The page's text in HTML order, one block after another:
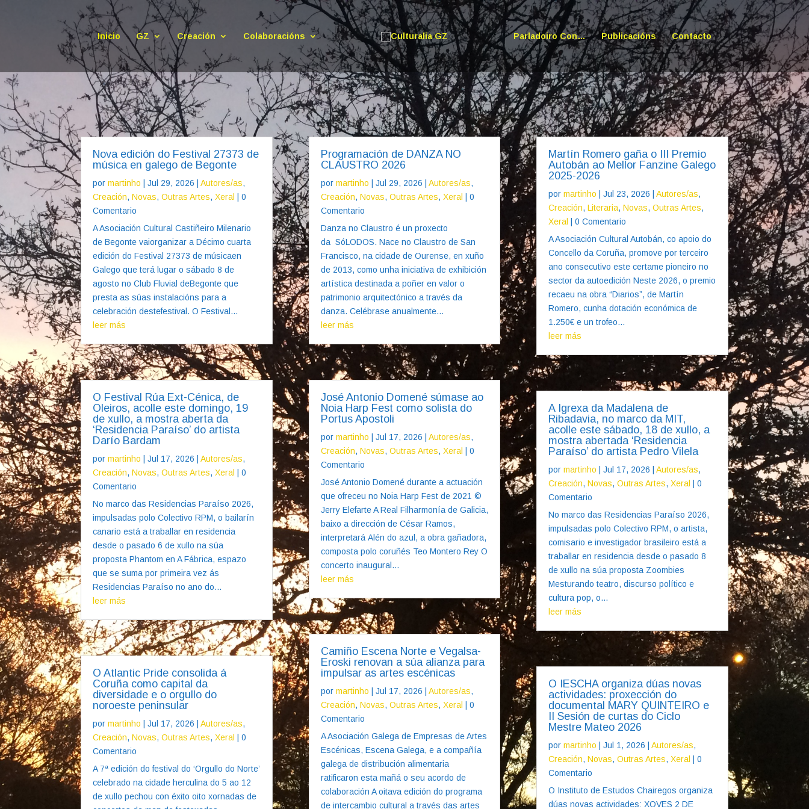
Inicio GZ Creación Colaboracións Parladoiro Con… Publicacións Contacto
Nova edición do Festival 27373 de
música en galego de Begonte
pormartinho |Jul 29, 2026 |Autores/as,
Creación,Novas,Outras Artes,Xeral
| 0
Comentario
A Asociación Cultural Castiñeiro Milenario
de Begonte vaiorganizar a Décimo cuarta
edición do Festival 27373 de músicaen
Galego que terá lugar o sábado 8 de
agosto no Club Fluvial deBegonte que
presta as súas instalacións para a
celebración destefestival. O Festival...
leer más
O Festival Rúa Ext-Cénica, de
Oleiros, acolle este domingo, 19
de xullo, a mostra aberta da
‘Residencia Paraíso’ do artista
Darío Bardam
pormartinho |Jul 17, 2026 |Autores/as,
Creación,Novas,Outras Artes,Xeral
| 0
Comentario
No marco das Residencias Paraíso 2026,
impulsadas polo Colectivo RPM, o bailarín
canario está a traballar en residencia
desde o pasado 6 de xullo na súa
proposta Phantom en A Fábrica, espazo
que se suma por primeira vez ás
Residencias Paraíso no ano do...
leer más
O Atlantic Pride consolida á
Coruña como capital da
diversidade e o orgullo do
noroeste peninsular
pormartinho |Jul 17, 2026 |Autores/as,
Creación,Novas,Outras Artes,Xeral
| 0
Comentario
A 7ª edición do festival do ‘Orgullo do Norte’
celebrado na cidade herculina do 5 ao 12
de xullo pechou con éxito oito xornadas de
Programación de DANZA NO
CLAUSTRO 2026
por martinho Jul 29, 2026 Autores/as,
Creación, Novas, Outras Artes, Xeral
| 0
Comentario
Danza no Claustro é un proxecto
da SóLODOS. Nace no Claustro de San
Francisco, na cidade de Ourense, en xuño
de 2013, como unha iniciativa de exhibición
artística destinada a poñer en valor o
patrimonio arquitectónico a través da
danza. Celébrase anualmente...
leer más
José Antonio Domené súmase ao
Noia Harp Fest como solista do
Portus Apostoli
por martinho Jul 17, 2026 Autores/as,
Creación, Novas, Outras Artes, Xeral
| 0
Comentario
José Antonio Domené durante a actuación
que ofreceu no Noia Harp Fest de 2021 ©
Jerry Elefarte A Real Filharmonía de Galicia,
baixo a dirección de César Ramos,
interpretará Alén do azul, a obra gañadora,
composta polo coruñés Teo Montero Rey O
concerto inaugural...
leer más
Camiño Escena Norte e Vegalsa-
Eroski renovan a súa alianza para
impulsar as artes escénicas
por martinho Jul 17, 2026 Autores/as,
Creación, Novas, Outras Artes, Xeral
| 0
Comentario
A Asociación Galega de Empresas de Artes
Escénicas, Escena Galega, e a compañía
galega de distribución alimentaria
ratificaron esta mañá o seu acordo de
colaboración A oitava edición do programa
de intercambio cultural a través das artes
Martín Romero gaña o III Premio
Autobán ao Mellor Fanzine Galego
2025-2026
por martinho Jul 23, 2026 Autores/as,
Creación, Literaria, Novas, Outras Artes,
Xeral
| 0 Comentario
A Asociación Cultural Autobán, co apoio do
Concello da Coruña, promove por terceiro
ano consecutivo este certame pioneiro no
sector da autoedición Neste 2026, o premio
recaeu na obra “Diarios”, de Martín
Romero, cunha dotación económica de
1.250€ e un trofeo...
leer más
A Igrexa da Madalena de
Ribadavia, no marco da MIT,
acolle este sábado, 18 de xullo, a
mostra abertada ‘Residencia
Paraíso’ do artista Pedro Vilela
por martinho Jul 17, 2026 Autores/as,
Creación, Novas, Outras Artes, Xeral
| 0
Comentario
No marco das Residencias Paraíso 2026,
impulsadas polo Colectivo RPM, o artista,
comisario e investigador brasileiro está a
traballar en residencia desde o pasado 8
de xullo na súa proposta Zoombies
Mesturando teatro, discurso político e
cultura pop, o...
leer más
O IESCHA organiza dúas novas
actividades: proxección do
documental MARY QUINTEIRO e
II Sesión de curtas do Ciclo
Mestre Mateo 2026
por martinho Jul 1, 2026 Autores/as,
Creación, Novas, Outras Artes, Xeral
| 0
Comentario
O Instituto de Estudos Chairegos organiza
dúas novas actividades: XOVES 2 DE